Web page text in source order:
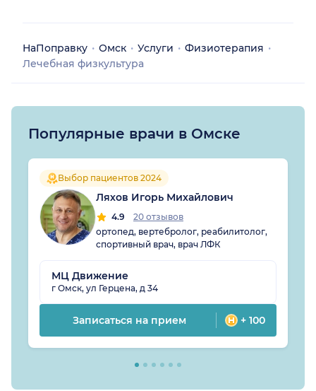
НаПоправку Омск Услуги
Физиотерапия
Лечебная физкультура
Популярные врачи в Омске
Выбор пациентов 2024
Ляхов Игорь Михайлович
4.9
20 отзывов
ортопед, вертебролог, реабилитолог,
спортивный врач, врач ЛФК
МЦ Движение
г Омск, ул Герцена, д 34
Записаться на прием + 100